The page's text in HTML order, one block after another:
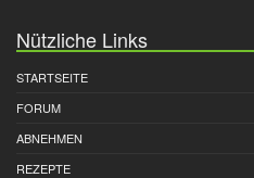
Nützliche Links
STARTSEITE
FORUM
ABNEHMEN
REZEPTE